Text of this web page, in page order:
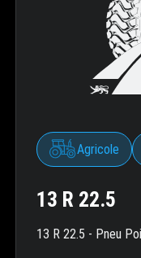
Agricole
13 R 22.5
13 R 22.5 - Pneu